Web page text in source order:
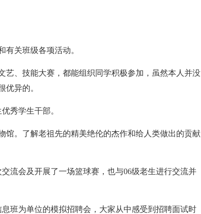
关班级各项活动。
艺、技能大赛，都能组织同学积极参加，虽然本人并没
优异的。
秀学生干部。
馆。了解老祖先的精美绝伦的杰作和给人类做出的贡献
流会及开展了一场篮球赛，也与06级老生进行交流并
班为单位的模拟招聘会，大家从中感受到招聘面试时